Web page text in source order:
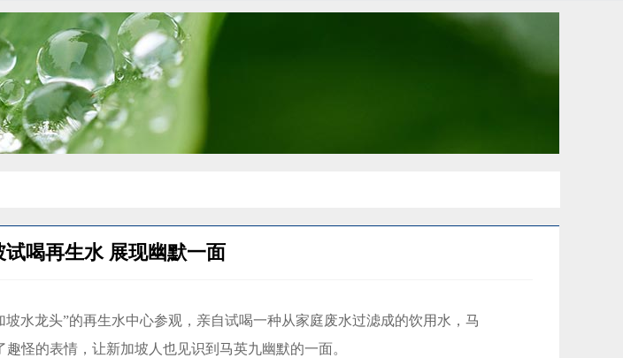
喝再生水 展现幽默一面
龙头”的再生水中心参观，亲自试喝一种从家庭废水过滤成的饮用水，马
怪的表情，让新加坡人也见识到马英九幽默的一面。